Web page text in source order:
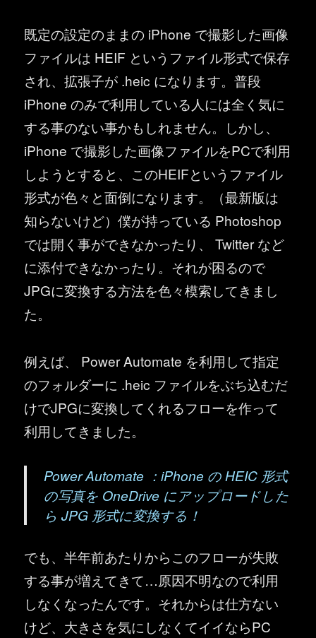
既定の設定のままの iPhone で撮影した画像
ファイルは HEIF というファイル形式で保存
され、拡張子が .heic になります。普段
iPhone のみで利用している人には全く気に
する事のない事かもしれません。しかし、
iPhone で撮影した画像ファイルをPCで利用
しようとすると、このHEIFというファイル
形式が色々と面倒になります。（最新版は
知らないけど）僕が持っている Photoshop
では開く事ができなかったり、 Twitter など
に添付できなかったり。それが困るので
JPGに変換する方法を色々模索してきまし
た。
例えば、 Power Automate を利用して指定
のフォルダーに .heic ファイルをぶち込むだ
けでJPGに変換してくれるフローを作って
利用してきました。
Power Automate ：iPhone の HEIC 形式
の写真を OneDrive にアップロードした
ら JPG 形式に変換する！
でも、半年前あたりからこのフローが失敗
する事が増えてきて…原因不明なので利用
しなくなったんです。それからは仕方ない
けど、大きさを気にしなくてイイならPC